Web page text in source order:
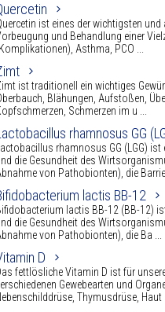
ist eines der wichtigsten
und Behandlung einer
Asthma, PCO ...
ist traditionell ein wichtiges
Blähungen, Aufstoßen,
Schmerzen im u ...
rhamnosus GG
rhamnosus GG (LGG)
die Gesundheit des
von Pathobionten), die
lactis BB-12
lactis BB-12 (BB-12)
die Gesundheit des
von Pathobionten), die Ba ...
D
fettlösliche Vitamin D ist für
Gewebearten und
Thymusdrüse, Haut